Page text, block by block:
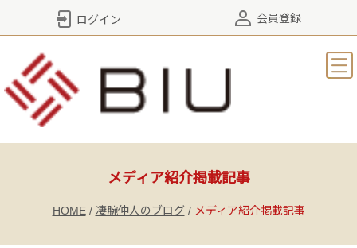
ログイン 会員登録
メディア紹介掲載記事
HOME/ 凄腕仲人のブログ/ メディア紹介掲載記事